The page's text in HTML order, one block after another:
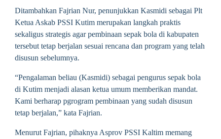
Ditambahkan Fajrian Nur, penunjukkan Kasmidi sebagai Plt
Ketua Askab PSSI Kutim merupakan langkah praktis
sekaligus strategis agar pembinaan sepak bola di kabupaten
tersebut tetap berjalan sesuai rencana dan program yang telah
disusun sebelumnya.
“Pengalaman beliau (Kasmidi) sebagai pengurus sepak bola
di Kutim menjadi alasan ketua umum memberikan mandat.
Kami berharap pgrogram pembinaan yang sudah disusun
tetap berjalan,” kata Fajrian.
Menurut Fajrian, pihaknya Asprov PSSI Kaltim memang